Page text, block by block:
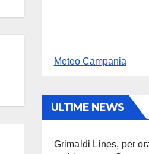
Meteo Campania
ULTIME NEWS
Grimaldi Lines, per